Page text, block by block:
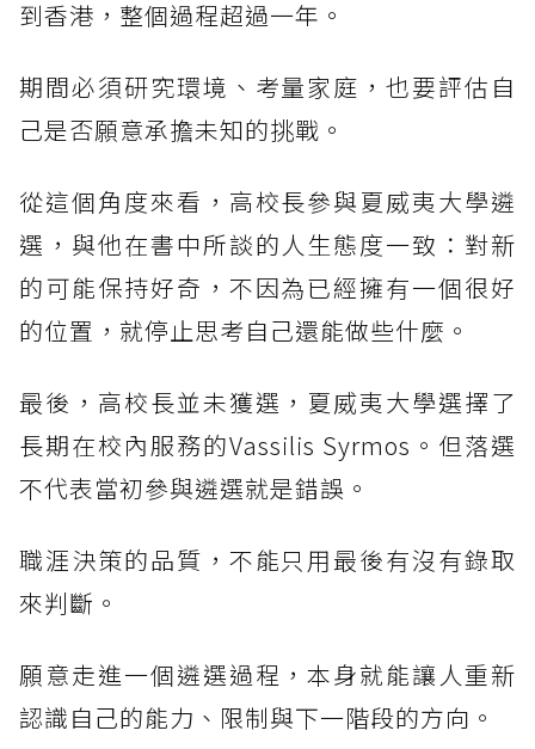
到香港，整個過程超過一年。
期間必須研究環境、考量家庭，也要評估自
己是否願意承擔未知的挑戰。
從這個角度來看，高校長參與夏威夷大學遴
選，與他在書中所談的人生態度一致：對新
的可能保持好奇，不因為已經擁有一個很好
的位置，就停止思考自己還能做些什麼。
最後，高校長並未獲選，夏威夷大學選擇了
長期在校內服務的Vassilis Syrmos。但落選
不代表當初參與遴選就是錯誤。
職涯決策的品質，不能只用最後有沒有錄取
來判斷。
願意走進一個遴選過程，本身就能讓人重新
認識自己的能力、限制與下一階段的方向。